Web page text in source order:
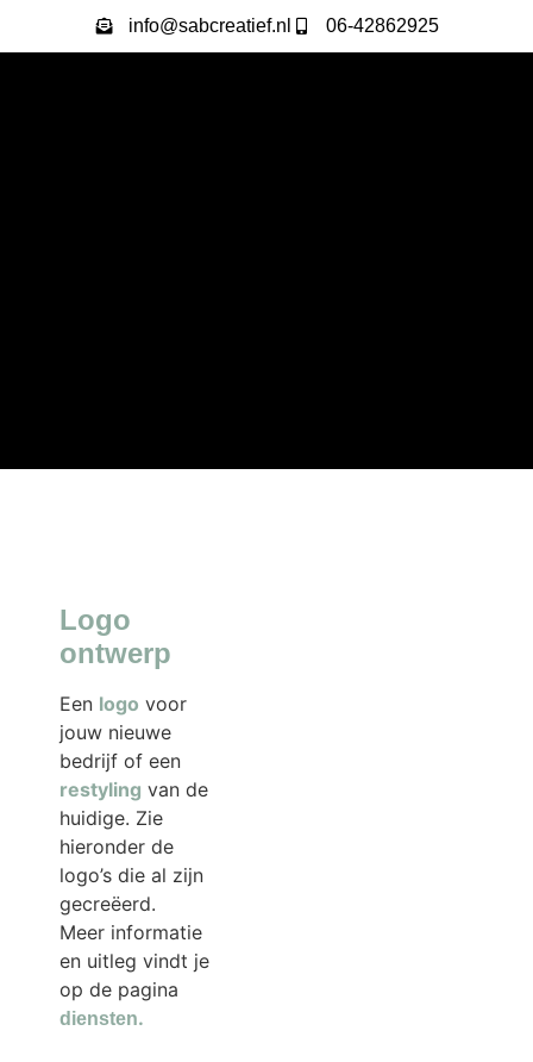
info@sabcreatief.nl 06-42862925
Logo
ontwerp
Een logo voor
jouw nieuwe
bedrijf of een
restyling van de
huidige. Zie
hieronder de
logo’s die al zijn
gecreëerd.
Meer informatie
en uitleg vindt je
op de pagina
diensten.